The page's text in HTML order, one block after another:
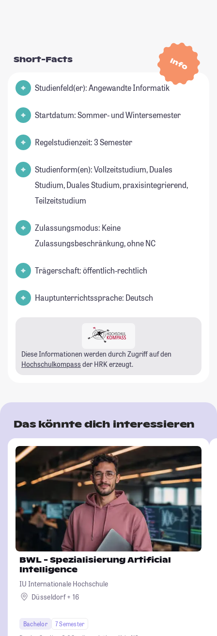
Info
Short-Facts
Studienfeld(er): Angewandte Informatik
Startdatum: Sommer- und Wintersemester
Regelstudienzeit: 3 Semester
Studienform(en): Vollzeitstudium, Duales
Studium, Duales Studium, praxisintegrierend,
Teilzeitstudium
Zulassungsmodus: Keine
Zulassungsbeschränkung, ohne NC
Trägerschaft: öffentlich-rechtlich
Hauptunterrichtssprache: Deutsch
Diese Informationen werden durch Zugriff auf den
Hochschulkompass der HRK erzeugt.
Das könnte dich interessieren
BWL - Spezialisierung Artificial
Intelligence
IU Internationale Hochschule
Düsseldorf + 16
Bachelor
7 Semester